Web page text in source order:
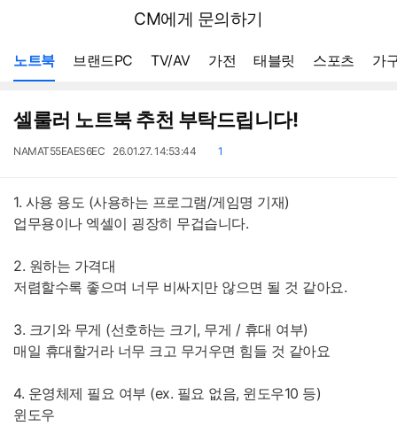
다나와
CM에게 문의하기
노트북 브랜드PC TV/AV 가전 태블릿 스포츠 가
셀룰러 노트북 추천 부탁드립니다!
작
NAMAT55EAES6EC
작
26.01.27. 14:53:44
댓1
1. 사용 용도 (사용하는 프로그램/게임명 기재)
업무용이나 엑셀이 굉장히 무겁습니다.
2. 원하는 가격대
저렴할수록 좋으며 너무 비싸지만 않으면 될 것 같아요.
3. 크기와 무게 (선호하는 크기, 무게 / 휴대 여부)
매일 휴대할거라 너무 크고 무거우면 힘들 것 같아요
4. 운영체제 필요 여부 (ex. 필요 없음, 윈도우10 등)
윈도우